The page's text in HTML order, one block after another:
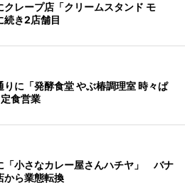
クレープ店「クリームスタンド モ
き2店舗目
りに「発酵食堂 やぶ椿調理室 時々ぱ
食営業
「小さなカレー屋さんハチヤ」 バナ
から業態転換